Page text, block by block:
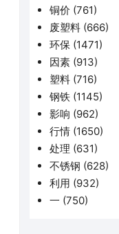
铜价 (761)
废塑料 (666)
环保 (1471)
因素 (913)
塑料 (716)
钢铁 (1145)
影响 (962)
行情 (1650)
处理 (631)
不锈钢 (628)
利用 (932)
一 (750)